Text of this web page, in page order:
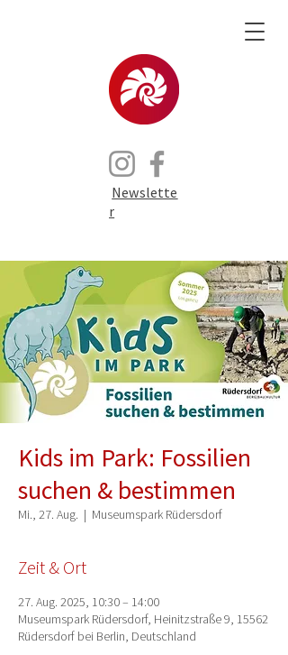
Newslette
r
Kids im Park: Fossilien
suchen & bestimmen
Mi., 27. Aug.
  |
Museumspark Rüdersdorf
Zeit & Ort
27. Aug. 2025, 10:30 – 14:00
Museumspark Rüdersdorf, Heinitzstraße 9, 15562
Rüdersdorf bei Berlin, Deutschland